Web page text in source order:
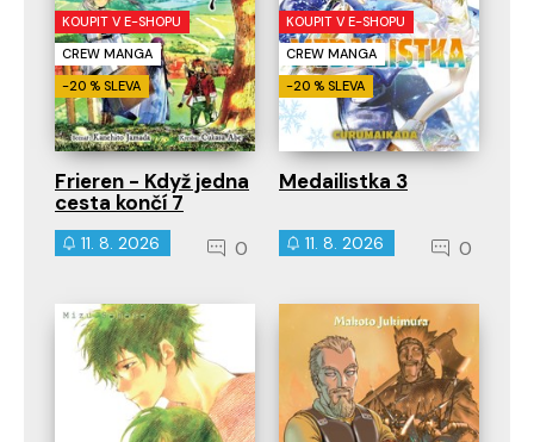
KOUPIT V E-SHOPU
CREW MANGA
-20 % SLEVA
Frieren - Když jedna
cesta končí 7
11. 8. 2026 0
KOUPIT V E-SHOPU
CREW MANGA
-20 % SLEVA
Medailistka 3
11. 8. 2026 0